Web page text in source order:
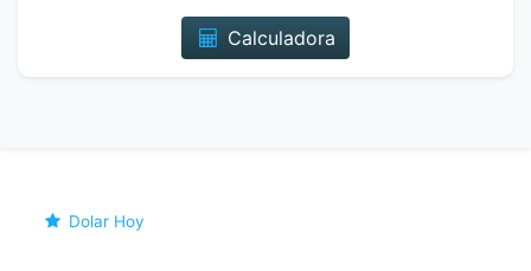
Calculadora
Dolar Hoy